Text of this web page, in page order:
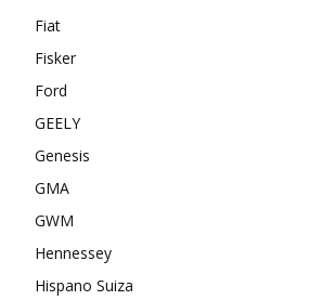
Fiat
Fisker
Ford
GEELY
Genesis
GMA
GWM
Hennessey
Hispano Suiza